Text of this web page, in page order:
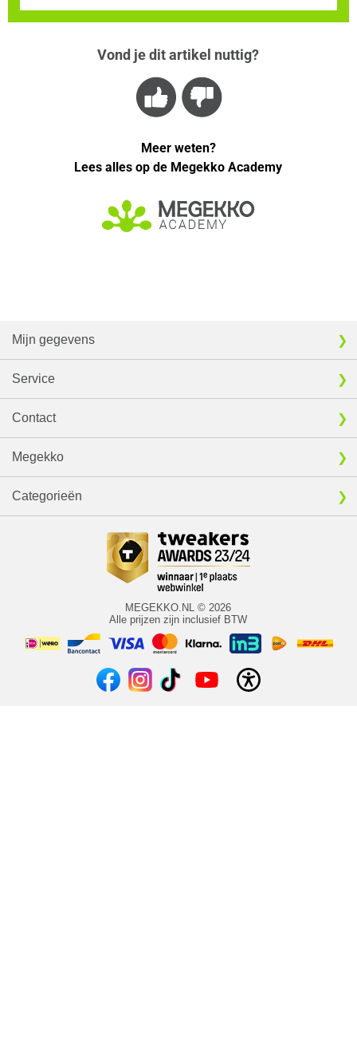
Vond je dit artikel nuttig?
Meer weten?
Lees alles op de Megekko Academy
Mijn gegevens
Service
Contact
Megekko
Categorieën
MEGEKKO.NL © 2026
Alle prijzen zijn inclusief BTW